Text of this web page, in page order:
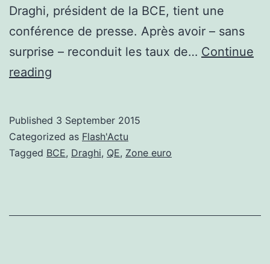
Draghi, président de la BCE, tient une
conférence de presse. Après avoir – sans
surprise – reconduit les taux de… Continue
reading
un
peu
vannes
Published 3 September 2015
Categorized as Flash'Actu
Tagged BCE, Draghi, QE, Zone euro